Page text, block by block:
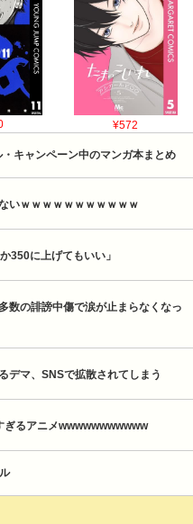
¥572
キャンペーン中のマンガ本まとめ
いｗｗｗｗｗｗｗｗｗｗｗ
350に上げてもいい」
数の誹謗中傷で涙が止まらなくなっ
デマ、SNSで拡散されてしまう
ぎるアニメwwwwwwwwwww